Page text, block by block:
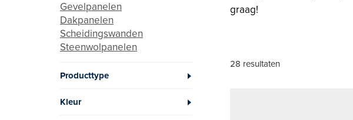
Gevelpanelen
Dakpanelen
Scheidingswanden
Steenwolpanelen
Producttype
Kleur
graag!
28 resultaten